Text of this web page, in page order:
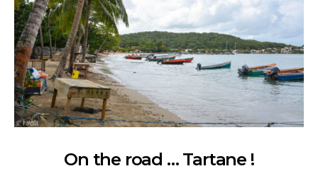
On the road … Tartane !